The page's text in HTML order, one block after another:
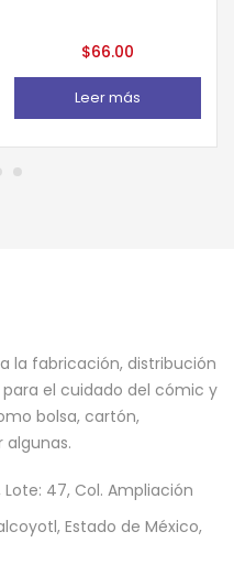
$66.00
Leer más
la fabricación, distribución
el cuidado del cómic y
bolsa, cartón,
algunas.
Lote: 47, Col. Ampliación
Estado de México,